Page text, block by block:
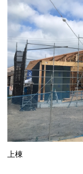
上棟